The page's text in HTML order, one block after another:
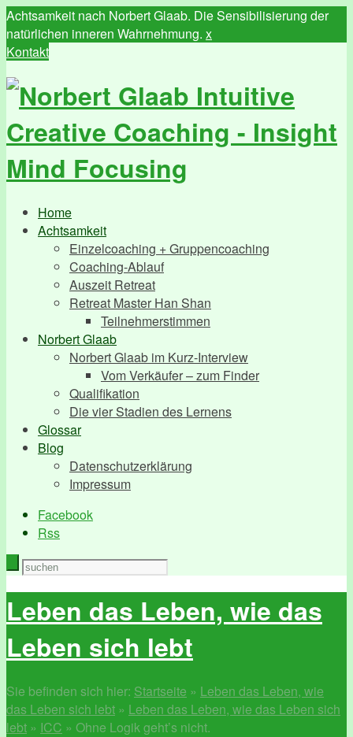
Achtsamkeit nach Norbert Glaab. Die Sensibilisierung der
natürlichen inneren Wahrnehmung. x
Kontakt
Home
Achtsamkeit
Einzelcoaching + Gruppencoaching
Coaching-Ablauf
Auszeit Retreat
Retreat Master Han Shan
Teilnehmerstimmen
Norbert Glaab
Norbert Glaab im Kurz-Interview
Vom Verkäufer – zum Finder
Qualifikation
Die vier Stadien des Lernens
Glossar
Blog
Datenschutzerklärung
Impressum
Facebook
Rss
Leben das Leben, wie das
Leben sich lebt
Sie befinden sich hier: Startseite » Leben das Leben, wie
das Leben sich lebt » Leben das Leben, wie das Leben sich
lebt » ICC » Ohne Logik geht’s nicht.